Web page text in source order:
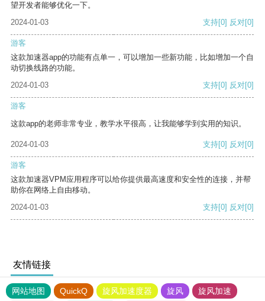
望开发者能够优化一下。
2024-01-03
支持[0] 反对[0]
游客
这款加速器app的功能有点单一，可以增加一些新功能，比如增加一个自
动切换线路的功能。
2024-01-03
支持[0] 反对[0]
游客
这款app的老师非常专业，教学水平很高，让我能够学到实用的知识。
2024-01-03 支持[0] 反对[0]
游客
这款加速器VPM应用程序可以给你提供最高速度和安全性的连接，并帮
助你在网络上自由移动。
2024-01-03
支持[0] 反对[0]
友情链接
网站地图 QuickQ 旋风加速度器 旋风
旋风加速